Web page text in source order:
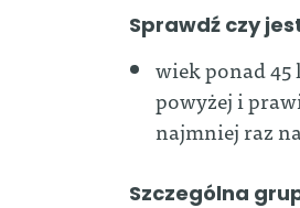
Sprawdź czy
wiek ponad
powyżej i
najmniej raz
Szczególna